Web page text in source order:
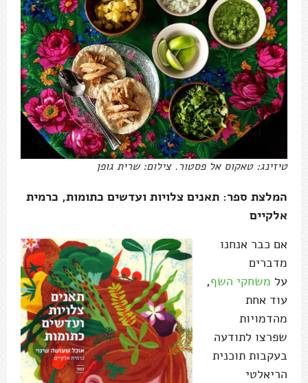
טיזינג: טאקוס אל פסטור. צילום: שרית גופן
המלצת ספר: תאנים צלויות ועדשים כתומות, כרמית
אלקיים
אם כבר אנחנו
מדברים
על משחקי השף,
עוד אחת
מהדמויות
שפרצו לתודעה
בעקבות תוכנית
הריאלטי